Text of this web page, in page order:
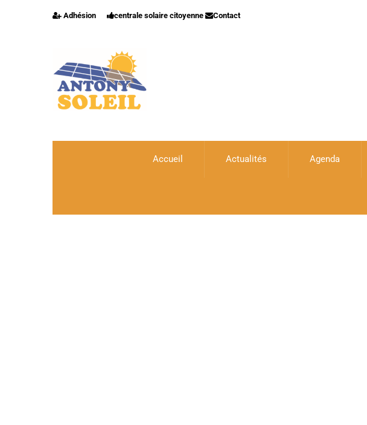
Adhésion centrale solaire citoyenne Contact
Accueil Actualités Agenda